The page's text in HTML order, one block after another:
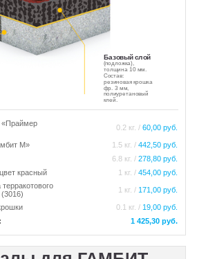
Базовый слой
(подложка),
толщина 10 мм.
Состав:
резиновая крошка
фр. 3 мм,
полиуретановый
клей.
«Праймер
0.2 кг. / 60,00 руб.
М» 1.5 кг. / 442,50 руб.
6.8 кг. / 278,80 руб.
красный
1 кг. / 454,00 руб.
1 кг. / 171,00 руб.
0.1 кг. / 19,00 руб.
1 425,30 руб.